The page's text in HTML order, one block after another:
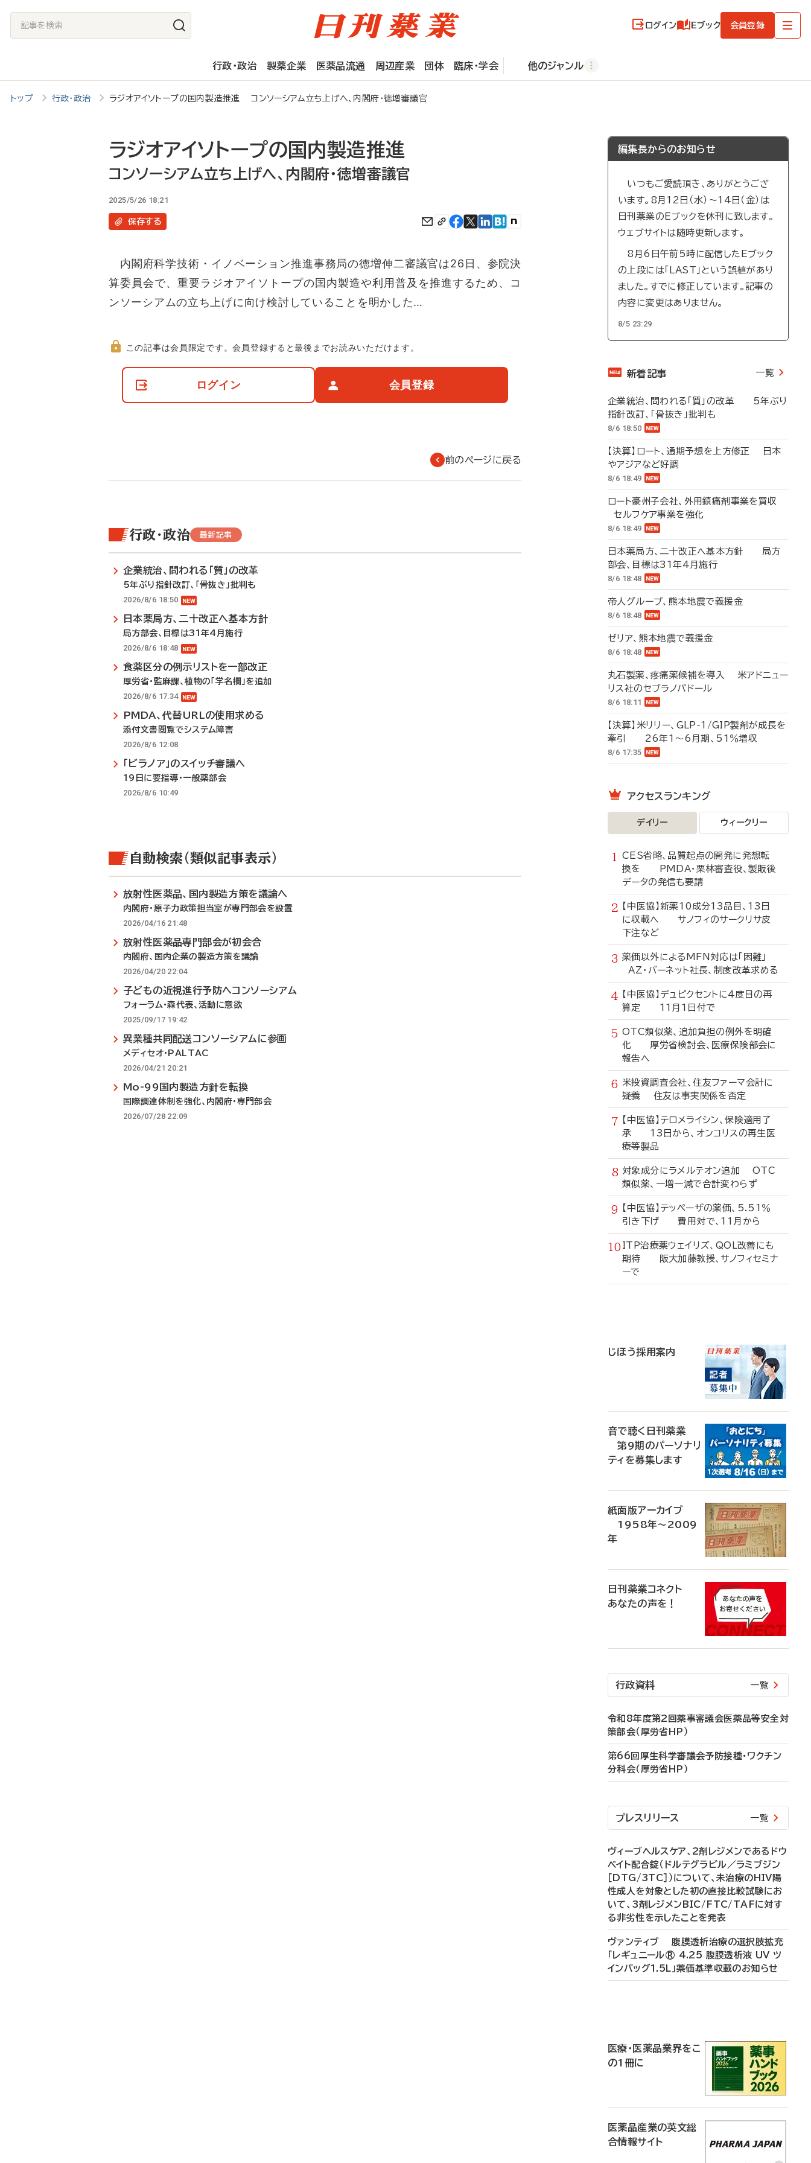
記
事
検
索
ログイン Eブック 会員登録
行政・政治 製薬企業 医薬品流通 周辺産業 団体 臨床・学会 他のジャンル
トップ 行政・政治 ラジオアイソトープの国内製造推進 コンソーシアム立ち上げへ、内閣府・徳増審議官
ラジオアイソトープの国内製造推進
コンソーシアム立ち上げへ、内閣府・徳増審議官
2025/5/26 18:21
保存する
内閣府科学技術・イノベーション推進事務局の徳増伸二審議官は26日、参院決
算委員会で、重要ラジオアイソトープの国内製造や利用普及を推進するため、コ
ンソーシアムの立ち上げに向け検討していることを明かした…
て
この記事は会員限定です。会員登録すると最後までお読みいただけます。
ログイン 会員登録
前のページに戻る
行政・政治 最新記事
企業統治、問われる「質」の改革
5年ぶり指針改訂、「骨抜き」批判も
2026/8/6 18:50
日本薬局方、二十改正へ基本方針
局方部会、目標は31年4月施行
2026/8/6 18:48
食薬区分の例示リストを一部改正
厚労省・監麻課、植物の「学名欄」を追加
2026/8/6 17:34
PMDA、代替URLの使用求める
添付文書閲覧でシステム障害
2026/8/6 12:08
「ビラノア」のスイッチ審議へ
19日に要指導・一般薬部会
2026/8/6 10:49
自動検索（類似記事表示）
放射性医薬品、国内製造方策を議論へ
内閣府・原子力政策担当室が専門部会を設置
2026/04/16 21:48
放射性医薬品専門部会が初会合
内閣府、国内企業の製造方策を議論
2026/04/20 22:04
子どもの近視進行予防へコンソーシアム
フォーラム・森代表、活動に意欲
2025/09/17 19:42
異業種共同配送コンソーシアムに参画
メディセオ・PALTAC
2026/04/21 20:21
Mo-99国内製造方針を転換
国際調達体制を強化、内閣府・専門部会
2026/07/28 22:09
編集長からのお知らせ
いつもご愛読頂き、ありがとうござ
います。8月12日（水）～14日（金）は
日刊薬業のEブックを休刊に致します。
ウェブサイトは随時更新します。
8月6日午前5時に配信したEブック
の上段には「LAST」という誤植があり
ました。すでに修正しています。記事の
内容に変更はありません。
8/5 23:29
新着記事 一覧
企業統治、問われる「質」の改革 5年ぶり
指針改訂、「骨抜き」批判も
8/6 18:50
【決算】ロート、通期予想を上方修正 日本
やアジアなど好調
8/6 18:49
ロート豪州子会社、外用鎮痛剤事業を買収
セルフケア事業を強化
8/6 18:49
日本薬局方、二十改正へ基本方針 局方
部会、目標は31年4月施行
8/6 18:48
帝人グループ、熊本地震で義援金
8/6 18:48
ゼリア、熊本地震で義援金
8/6 18:48
丸石製薬、疼痛薬候補を導入 米アドニュー
リス社のセブラノパドール
8/6 18:11
【決算】米リリー、GLP-1/GIP製剤が成長を
牽引 26年1～6月期、51％増収
8/6 17:35
アクセスランキング
デイリー ウィークリー
CES省略、品質起点の開発に発想転
換を PMDA・栗林審査役、製販後
データの発信も要請
【中医協】新薬10成分13品目、13日
に収載へ サノフィのサークリサ皮
下注など
薬価以外によるMFN対応は「困難」
AZ・バーネット社長、制度改革求める
【中医協】デュピクセントに4度目の再
算定 11月1日付で
OTC類似薬、追加負担の例外を明確
化 厚労省検討会、医療保険部会に
報告へ
米投資調査会社、住友ファーマ会計に
疑義 住友は事実関係を否定
【中医協】テロメライシン、保険適用了
承 13日から、オンコリスの再生医
療等製品
対象成分にラメルテオン追加 OTC
類似薬、一増一減で合計変わらず
【中医協】テッペーザの薬価、5.51％
引き下げ 費用対で、11月から
ITP治療薬ウェイリズ、QOL改善にも
期待 阪大加藤教授、サノフィセミナ
ーで
じほう採用案内
音で聴く日刊薬業
第9期のパーソナリ
ティを募集します
紙面版アーカイブ
1958年～2009
年
日刊薬業コネクト
あなたの声を！
行政資料 一覧
令和8年度第2回薬事審議会医薬品等安全対
策部会（厚労省HP）
第66回厚生科学審議会予防接種・ワクチン
分科会（厚労省HP）
プレスリリース 一覧
ヴィーブヘルスケア、2剤レジメンであるドウ
ベイト配合錠（ドルテグラビル／ラミブジン
［DTG/3TC］）について、未治療のHIV陽
性成人を対象とした初の直接比較試験にお
いて、3剤レジメンBIC/FTC/TAFに対す
る非劣性を示したことを発表
ヴァンティブ 腹膜透析治療の選択肢拡充
「レギュニール® 4.25 腹膜透析液 UV ツ
インバッグ1.5L」薬価基準収載のお知らせ
医療・医薬品業界をこ
の1冊に
医薬品産業の英文総
合情報サイト